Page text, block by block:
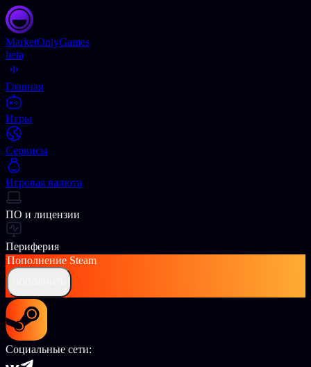
MarketOnlyGames
beta
Главная
Игры
Сервисы
Игровая валюта
ПО и лицензии
Периферия
Пополнение Steam
Социальные сети: